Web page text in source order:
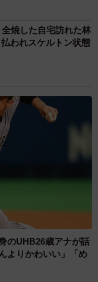
全焼した自宅訪れた林
われスケルトン状態
のUHB26歳アナが話
よりかわいい」「め